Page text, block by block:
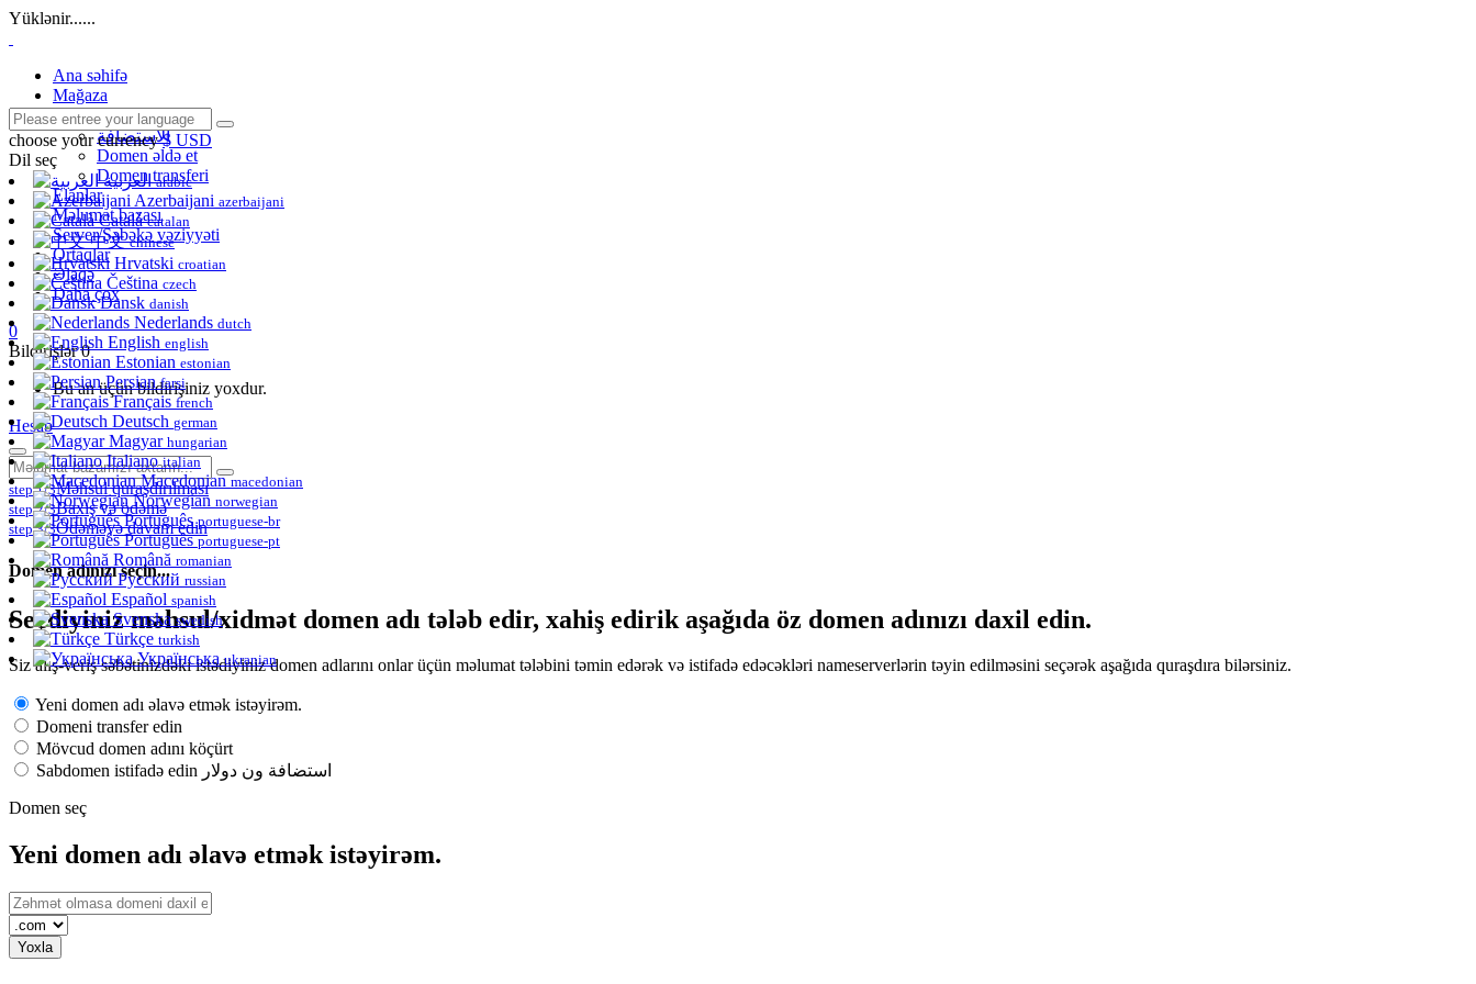
Yüklənir......
Ana səhifə
Mağaza
Hamısına baxın
الاستضافة
Domen əldə et
Domen transferi
Elanlar
Məlumat bazası
Server/Şəbəkə vəziyyəti
Ortaqlar
Əlaqə
Daha çox
0
Bildirişlər0
Bu an üçün bildirişiniz yoxdur.
Hesab
step 1/3Məhsul quraşdırılması
step 2/3Baxış və ödəmə
step 3/3Ödəməyə davam edin
Domen adınızı seçin...
Seçdiyiniz məhsul/xidmət domen adı tələb edir, xahiş edirik aşağıda öz domen adınızı daxil edin.
Siz alış-veriş səbətinizdəki istədiyiniz domen adlarını onlar üçün məlumat tələbini təmin edərək və istifadə edəcəkləri nameserverlərin təyin edilməsini seçərək aşağıda quraşdıra bilərsiniz.
Yeni domen adı əlavə etmək istəyirəm.
Domeni transfer edin
Mövcud domen adını köçürt
Sabdomen istifadə edin استضافة ون دولار
Domen seç
Yeni domen adı əlavə etmək istəyirəm.
Yoxla
choose your currency $ USD
Dil seç
العربيةarabic
Azerbaijani azerbaijani
Catalàcatalan
中文chinese
Hrvatski croatian
Čeština czech
Dansk danish
Nederlands dutch
English english
Estonian estonian
Persianfarsi
Français french
Deutsch german
Magyar hungarian
Italianoitalian
Macedonianmacedonian
Norwegian norwegian
Portuguêsportuguese-br
Portuguêsportuguese-pt
Română romanian
Русский russian
Español spanish
Svenskaswedish
Türkçe turkish
Українськаukranian